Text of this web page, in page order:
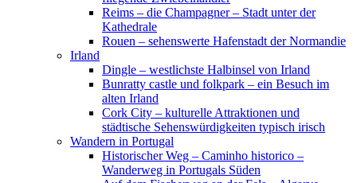
Reims – die Champagner – Stadt unter der
Kathedrale
Rouen – sehenswerte Hafenstadt der Normandie
Irland
Dingle – westlichste Halbinsel von Irland
Bunratty castle und folkpark – ein Besuch im
alten Irland
Cork City – kulturelle Attraktionen und
städtische Sehenswürdigkeiten typisch irisch
Wandern in Portugal
Historischer Weg – Caminho historico –
Wanderweg in Portugals Süden